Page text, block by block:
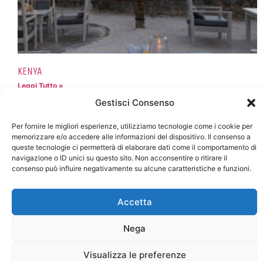
Gestisci Consenso
Per fornire le migliori esperienze, utilizziamo tecnologie come i cookie per
memorizzare e/o accedere alle informazioni del dispositivo. Il consenso a
queste tecnologie ci permetterà di elaborare dati come il comportamento di
navigazione o ID unici su questo sito. Non acconsentire o ritirare il
consenso può influire negativamente su alcune caratteristiche e funzioni.
Accetta
Nega
Visualizza le preferenze
KENYA
Leggi Tutto »